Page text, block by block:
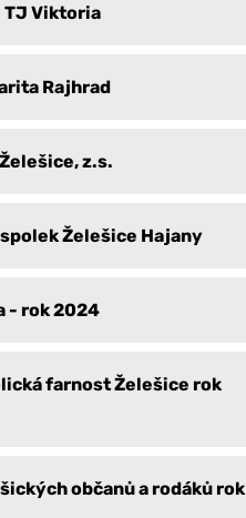
TJ Viktoria
Rajhrad
z.s.
Želešice Hajany
- rok 2024
farnost Želešice rok
občanů a rodáků rok